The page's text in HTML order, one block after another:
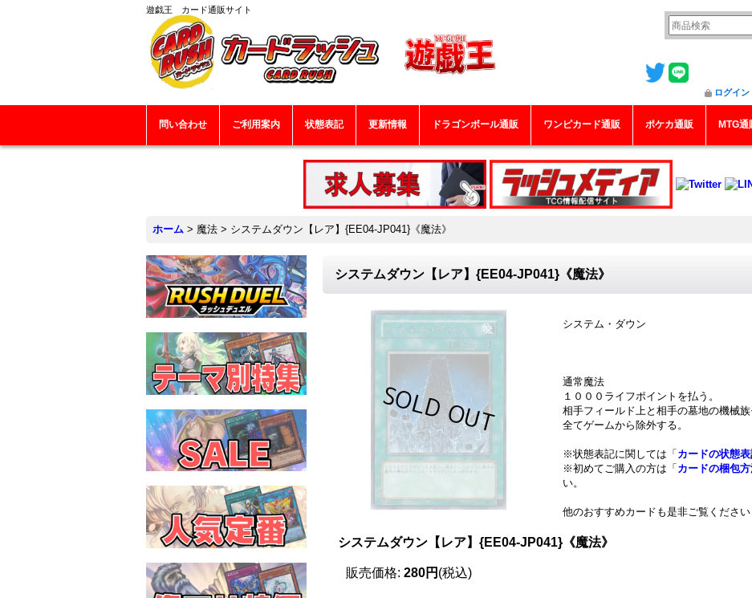
遊戯王 カード通販サイト
ログイン
問い合わせ ご利用案内 状態表記 更新情報 ドラゴンボール通販 ワンピカード通販 ポケカ通販 MTG通
ホーム > 魔法 > システムダウン【レア】{EE04-JP041}《魔法》
システムダウン【レア】{EE04-JP041}《魔法》
システム・ダウン
通常魔法
１０００ライフポイントを払う。
相手フィールド上と相手の墓地の機械
全てゲームから除外する。
※状態表記に関しては「 カードの状態
※初めてご購入の方は「 カードの梱包
い。
他のおすすめカードも是非ご覧くださ
システムダウン【レア】{EE04-JP041}《魔法》
販売価格: 280円 (税込)